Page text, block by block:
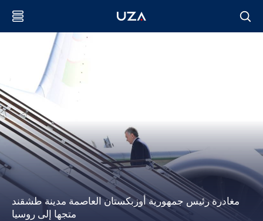
مغادرة رئيس جمهورية أوزبكستان العاصمة مدينة طشقند
متجها إلى روسيا